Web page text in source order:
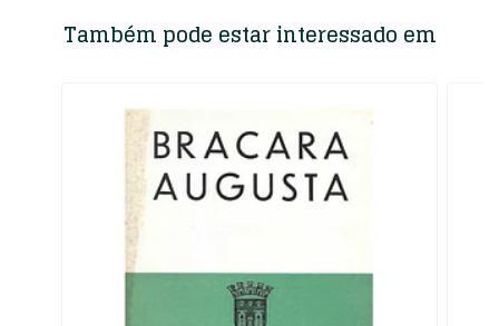
Também pode estar interessado em